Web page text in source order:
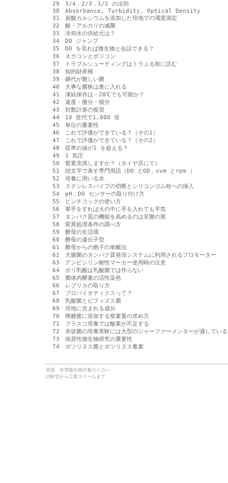
29　3/4，2/3，1/2 の法則
30　Absorbance, Turbidity, Optical Density
31　炭酸カルシウムを添加した培地での濁度測定
32　酸・アルカリの滅菌
33　冷却水の供給元は？
34　DO ジャンプ
35　DO を見れば微生物と会話できる？
36　ネガコンとポジコン
37　トラブルシューティングはトラぶる前に読む
38　知的財産権
39　継代が難しい菌
40　大事な菌株は奥に入れる
41　凍結保存は－20℃でも可能か？
42　速度・微分・積分
43　対数計算の復習
44　10 世代で1,000 倍
45　単位の重要性
46　これで評価ができている？（その1）
47　これで評価ができている？（その2）
48　収率の値が1 を超える？
49　1 気圧
50　窒素充填しますか？（タイヤ店にて）
51　頭文字で表す専門用語（DO とOD，vvm とrpm ）
52　培養に用いる水
53　ステンレスパイプの切断とシリコンゴム栓への挿入
54　pH，DO センサーの取り付け方
55　ピンチコックの使い方
56　軍手をすれば火の中に手を入れても平気
57　タンパク質の機能を高めるのは至難の業
58　変異処理条件の調べ方
59　酵母の生活環
60　酵母の遺伝子型
61　酵母からの胞子の単離法
62　大腸菌のタンパク質発現システムに利用されるプロモーター
63　アンピシリン耐性マーカー使用時の注意
64　ポリ乳酸は乳酸菌では作らない
65　菌体内酵素の活性染色
66　レプリカの取り方
67　プロバイオティクスって？
68　乳酸菌とビフィズス菌
69　培地に含まれる成分
70　廃糖蜜に添加する窒素量の求め方
71　フラスコ培養では酸素が不足する
72　糸状菌の培養実験には大型のジャーファーメンターが適している
73　病原性微生物研究の重要性
実践 有用微生物培養のイロハ
試験管から工業スケールまで